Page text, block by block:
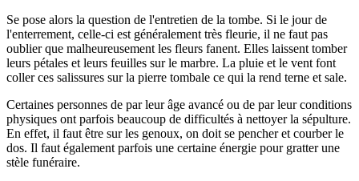
Se pose alors la question de l'entretien de la tombe. Si le jour de
l'enterrement, celle-ci est généralement très fleurie, il ne faut pas
oublier que malheureusement les fleurs fanent. Elles laissent tomber
leurs pétales et leurs feuilles sur le marbre. La pluie et le vent font
coller ces salissures sur la pierre tombale ce qui la rend terne et sale.
Certaines personnes de par leur âge avancé ou de par leur conditions
physiques ont parfois beaucoup de difficultés à nettoyer la sépulture.
En effet, il faut être sur les genoux, on doit se pencher et courber le
dos. Il faut également parfois une certaine énergie pour gratter une
stèle funéraire.